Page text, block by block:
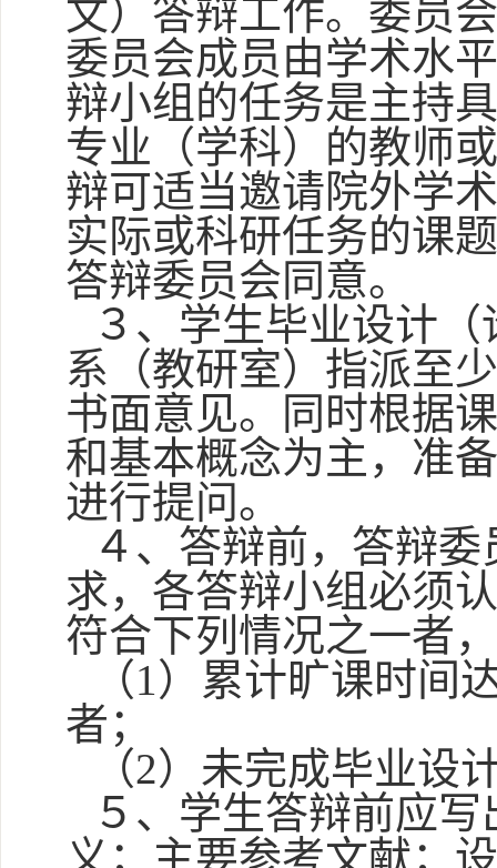
文）答辩工作。委员
委员会成员由学术水
辩小组的任务是主持
专业（学科）的教师
辩可适当邀请院外学
实际或科研任务的课
答辩委员会同意。
３、学生毕业设计
系（教研室）指派至
书面意见。同时根据
和基本概念为主，准
进行提问。
４、答辩前，答辩
求，各答辩小组必须
符合下列情况之一者
（1）累计旷课时间
者；
（2）未完成毕业设
５、学生答辩前应
义；主要参考文献；